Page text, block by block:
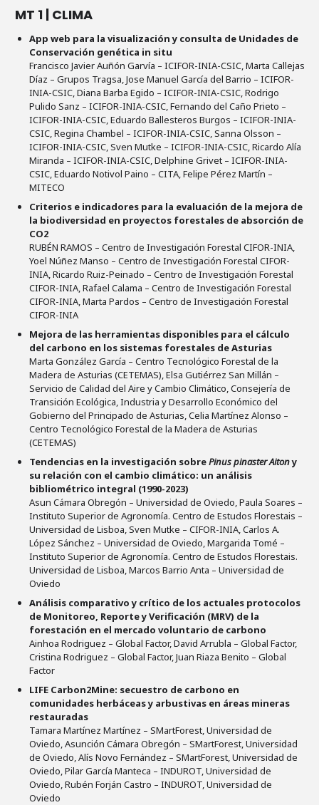
MT 1 | CLIMA
App web para la visualización y consulta de Unidades de
Conservación genética in situ
Francisco Javier Auñón Garvía – ICIFOR-INIA-CSIC, Marta Callejas
Díaz – Grupos Tragsa, Jose Manuel García del Barrio – ICIFOR-
INIA-CSIC, Diana Barba Egido – ICIFOR-INIA-CSIC, Rodrigo
Pulido Sanz – ICIFOR-INIA-CSIC, Fernando del Caño Prieto –
ICIFOR-INIA-CSIC, Eduardo Ballesteros Burgos – ICIFOR-INIA-
CSIC, Regina Chambel – ICIFOR-INIA-CSIC, Sanna Olsson –
ICIFOR-INIA-CSIC, Sven Mutke – ICIFOR-INIA-CSIC, Ricardo Alía
Miranda – ICIFOR-INIA-CSIC, Delphine Grivet – ICIFOR-INIA-
CSIC, Eduardo Notivol Paino – CITA, Felipe Pérez Martín –
MITECO
Criterios e indicadores para la evaluación de la mejora de
la biodiversidad en proyectos forestales de absorción de
CO2
RUBÉN RAMOS – Centro de Investigación Forestal CIFOR-INIA,
Yoel Núñez Manso – Centro de Investigación Forestal CIFOR-
INIA, Ricardo Ruiz-Peinado – Centro de Investigación Forestal
CIFOR-INIA, Rafael Calama – Centro de Investigación Forestal
CIFOR-INIA, Marta Pardos – Centro de Investigación Forestal
CIFOR-INIA
Mejora de las herramientas disponibles para el cálculo
del carbono en los sistemas forestales de Asturias
Marta González García – Centro Tecnológico Forestal de la
Madera de Asturias (CETEMAS), Elsa Gutiérrez San Millán –
Servicio de Calidad del Aire y Cambio Climático, Consejería de
Transición Ecológica, Industria y Desarrollo Económico del
Gobierno del Principado de Asturias, Celia Martínez Alonso –
Centro Tecnológico Forestal de la Madera de Asturias
(CETEMAS)
Tendencias en la investigación sobrePinus pinaster Aitony
su relación con el cambio climático: un análisis
bibliométrico integral (1990-2023)
Asun Cámara Obregón – Universidad de Oviedo, Paula Soares –
Instituto Superior de Agronomía. Centro de Estudos Florestais –
Universidad de Lisboa, Sven Mutke – CIFOR-INIA, Carlos A.
López Sánchez – Universidad de Oviedo, Margarida Tomé –
Instituto Superior de Agronomía. Centro de Estudos Florestais.
Universidad de Lisboa, Marcos Barrio Anta – Universidad de
Oviedo
Análisis comparativo y crítico de los actuales protocolos
de Monitoreo, Reporte y Verificación (MRV) de la
forestación en el mercado voluntario de carbono
Ainhoa Rodriguez – Global Factor, David Arrubla – Global Factor,
Cristina Rodriguez – Global Factor, Juan Riaza Benito – Global
Factor
LIFE Carbon2Mine: secuestro de carbono en
comunidades herbáceas y arbustivas en áreas mineras
restauradas
Tamara Martínez Martínez – SMartForest, Universidad de
Oviedo, Asunción Cámara Obregón – SMartForest, Universidad
de Oviedo, Alís Novo Fernández – SMartForest, Universidad de
Oviedo, Pilar García Manteca – INDUROT, Universidad de
Oviedo, Rubén Forján Castro – INDUROT, Universidad de
Oviedo